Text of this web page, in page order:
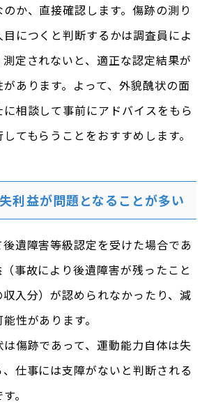
か、直接確認します。傷跡の測り
につくと判断するかは調査員によ
定されないと、適正な認定結果が
あります。よって、外貌醜状の面
相談して事前にアドバイスをもら
てもらうことをおすすめします。
利益が問題となることが多い
遺障害等級認定を受けた場合であ
事故により後遺障害が残ったこと
入分）が認められなかったり、減
性があります。
傷跡であって、運動能力自体は失
仕事には支障がないと判断される
。